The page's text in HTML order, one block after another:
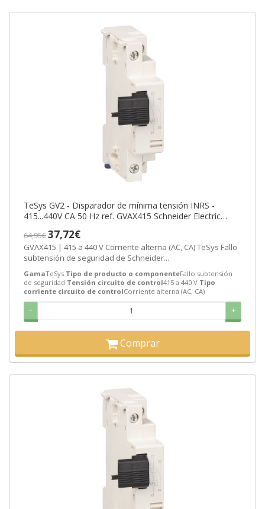
TeSys GV2 - Disparador de mínima tensión INRS -
415...440V CA 50 Hz ref. GVAX415 Schneider Electric
64,95€37,72€
GVAX415 | 415 a 440 V Corriente alterna (AC, CA) TeSys Fallo
subtensión de seguridad de Schneider...
GamaTeSys Tipo de producto o componenteFallo subtensión
de seguridad Tensión circuito de control415 a 440 V Tipo
corriente circuito de controlCorriente alterna (AC, CA)
- +
Comprar